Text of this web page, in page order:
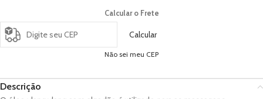
Calcular o Frete
Calcular
Não sei meu CEP
Descrição